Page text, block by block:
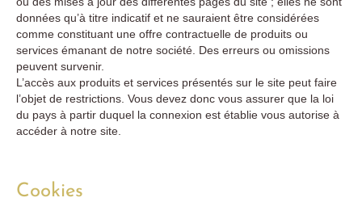
données qu’à titre indicatif et ne sauraient être considérées
comme constituant une offre contractuelle de produits ou
services émanant de notre société. Des erreurs ou omissions
peuvent survenir.
L’accès aux produits et services présentés sur le site peut faire
l’objet de restrictions. Vous devez donc vous assurer que la loi
du pays à partir duquel la connexion est établie vous autorise à
accéder à notre site.
Cookies